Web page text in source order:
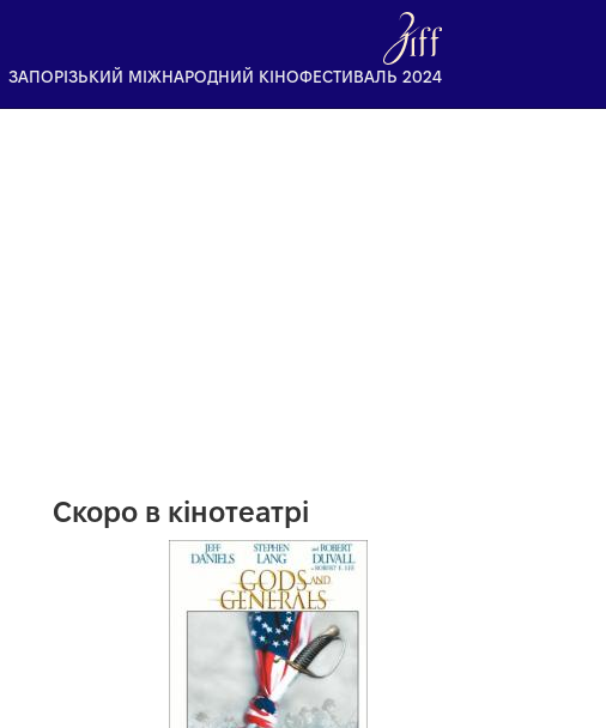
ЗАПОРІЗЬКИЙ МІЖНАРОДНИЙ КІНОФЕСТИВАЛЬ 2024
Скоро в кінотеатрі